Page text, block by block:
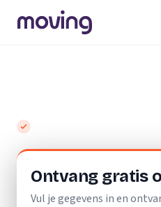
Ontvang gratis
Vul je gegevens in en